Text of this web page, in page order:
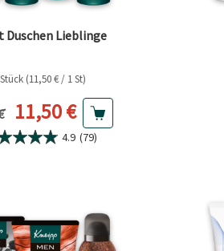
Duschen Lieblinge
(11,50 € / 1 St)
Preis
Aktueller Preis
11,50 €
4.9 (79)